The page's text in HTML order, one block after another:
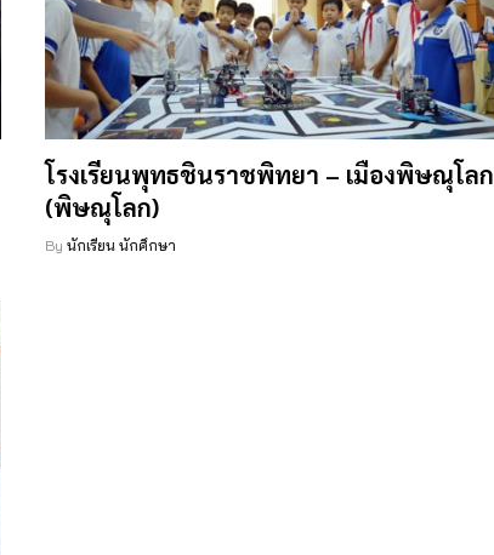
โรงเรียนพุทธชินราชพิทยา – เมืองพิษณุโลก
(พิษณุโลก)
By นักเรียน นักศึกษา